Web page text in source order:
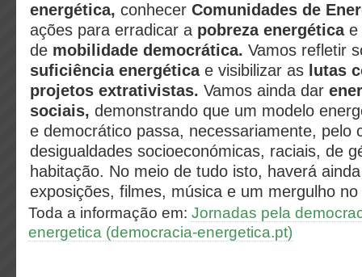
energética, conhecer Comunidades de
ações para erradicar a pobreza energéticae
de mobilidade democrática. Vamos refletir
suficiência energética e visibilizar as lutas
projetos extrativistas. Vamos ainda dar
sociais, demonstrando que um modelo
e democrático passa, necessariamente, pelo
desigualdades socioeconómicas, raciais, de
habitação. No meio de tudo isto, haverá
exposições, filmes, música e um mergulho
Toda a informação em: Jornadas pela
energetica (democracia-energetica.pt)